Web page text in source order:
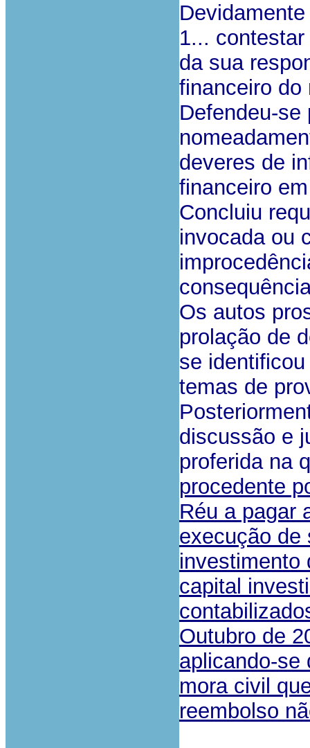
1...
da sua
financeiro do
Defendeu-se
deveres de
financeiro
Concluiu
invocada ou
Os autos
prolação de
se
temas de
discussão e
proferida na
procedente
Réu a pagar
execução de
investimento
capital
Outubro de
aplicando-se
mora civil
reembolso